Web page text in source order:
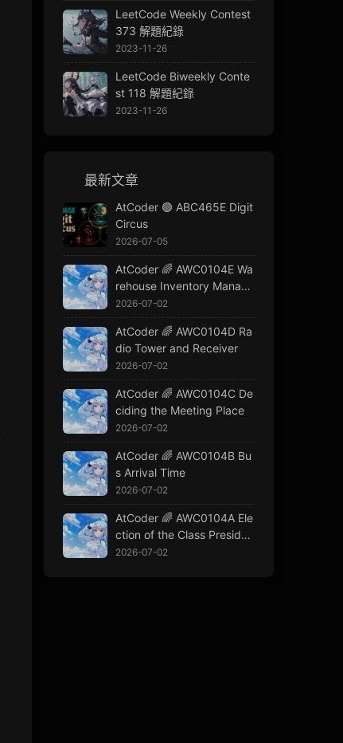
LeetCode Weekly Contest
373 解題紀錄
2023-11-26
LeetCode Biweekly Conte
st 118 解題紀錄
2023-11-26
最新文章
AtCoder 🟢 ABC465E Digit
Circus
2026-07-05
AtCoder 🌈 AWC0104E Wa
rehouse Inventory Manage
ment
2026-07-02
AtCoder 🌈 AWC0104D Ra
dio Tower and Receiver
2026-07-02
AtCoder 🌈 AWC0104C De
ciding the Meeting Place
2026-07-02
AtCoder 🌈 AWC0104B Bu
s Arrival Time
2026-07-02
AtCoder 🌈 AWC0104A Ele
ction of the Class Presiden
t2026-07-02